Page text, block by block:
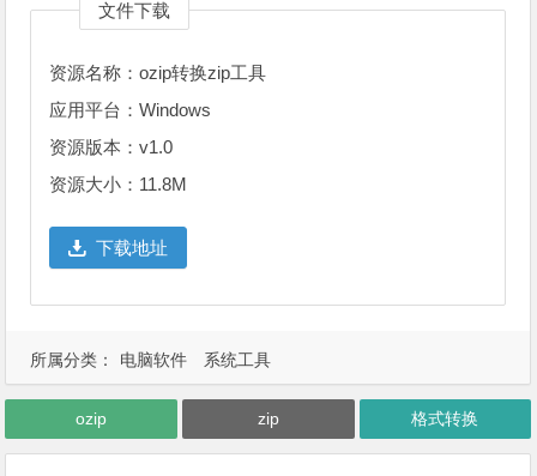
文件下载
资源名称：ozip转换zip工具
应用平台：Windows
资源版本：v1.0
资源大小：11.8M
下载地址
所属分类： 电脑软件 系统工具
ozip zip 格式转换